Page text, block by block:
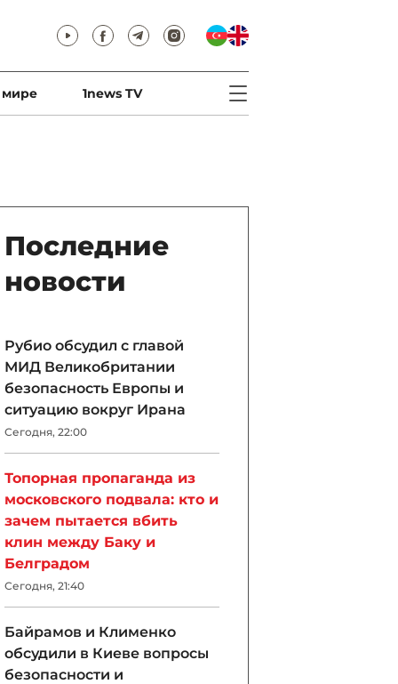
мире 1news TV
Последние
новости
Рубио обсудил с главой
МИД Великобритании
безопасность Европы и
ситуацию вокруг Ирана
Сегодня, 22:00
Топорная пропаганда из
московского подвала: кто и
зачем пытается вбить
клин между Баку и
Белградом
Сегодня, 21:40
Байрамов и Клименко
обсудили в Киеве вопросы
безопасности и